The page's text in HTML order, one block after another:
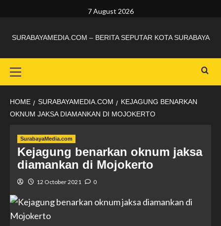
7 August 2026
SURABAYAMEDIA.COM – BERITA SEPUTAR KOTA SURABAYA
HOME SURABAYAMEDIA.COM
KEJAGUNG BENARKAN
OKNUM JAKSA DIAMANKAN DI MOJOKERTO
SurabayaMedia.com
Kejagung benarkan oknum jaksa
diamankan di Mojokerto
12 October 2021 0